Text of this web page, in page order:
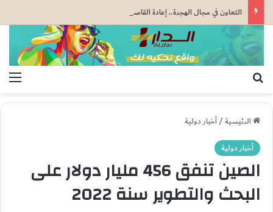
الرئيسية/أخبار دولية
أخبار دولية
الصين تنفق 456 مليار دولار على
البحث والتطوير سنة 2022